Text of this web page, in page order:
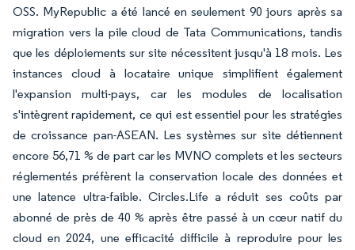
OSS. MyRepublic a été lancé en seulement 90 jours après sa
migration vers la pile cloud de Tata Communications, tandis
que les déploiements sur site nécessitent jusqu'à 18 mois. Les
instances cloud à locataire unique simplifient également
l'expansion multi-pays, car les modules de localisation
s'intègrent rapidement, ce qui est essentiel pour les stratégies
de croissance pan-ASEAN. Les systèmes sur site détiennent
encore 56,71 % de part car les MVNO complets et les secteurs
réglementés préfèrent la conservation locale des données et
une latence ultra-faible. Circles.Life a réduit ses coûts par
abonné de près de 40 % après être passé à un cœur natif du
cloud en 2024, une efficacité difficile à reproduire pour les